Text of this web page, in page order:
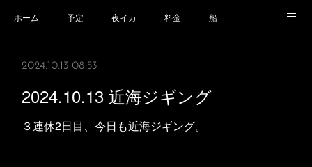
ホーム 予定 夜イカ 料金 船
2024.10.13 08:53
2024.10.13 近海ジギング
３連休2日目、今日も近海ジギング。